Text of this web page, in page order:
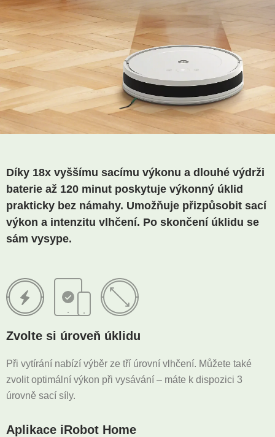
Díky 18x vyššímu sacímu výkonu a dlouhé výdrži
baterie až 120 minut poskytuje výkonný úklid
prakticky bez námahy. Umožňuje přizpůsobit sací
výkon a intenzitu vlhčení. Po skončení úklidu se
sám vysype.
Zvolte si úroveň úklidu
Při vytírání nabízí výběr ze tří úrovní vlhčení. Můžete také
zvolit optimální výkon při vysávání – máte k dispozici 3
úrovně sací síly.
Aplikace iRobot Home